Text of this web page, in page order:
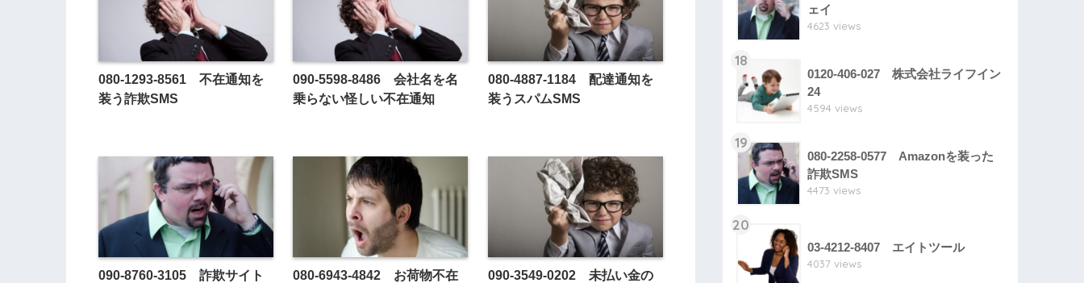
080-1293-8561 不在通知を
装う詐欺SMS
090-5598-8486 会社名を名
乗らない怪しい不在通知
080-4887-1184 配達通知を
装うスパムSMS
090-8760-3105 詐欺サイト
080-6943-4842 お荷物不在
090-3549-0202 未払い金の
ェイ
4623 views
18
0120-406-027 株式会社ライフイン
24
4594 views
19
080-2258-0577 Amazonを装った
詐欺SMS
4473 views
20
03-4212-8407 エイトツール
4037 views